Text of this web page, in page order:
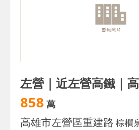
858 萬
高雄市左營區重建路 棕櫚